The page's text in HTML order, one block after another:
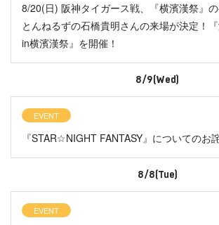
8/20(日) 阪神タイガース戦、『横濱漢祭』の
とんねるずの石橋貴明さんの来場が決定！
in横濱漢祭』を開催！
8/9(Wed)
EVENT
『STAR☆NIGHT FANTASY』についてのお
8/8(Tue)
EVENT